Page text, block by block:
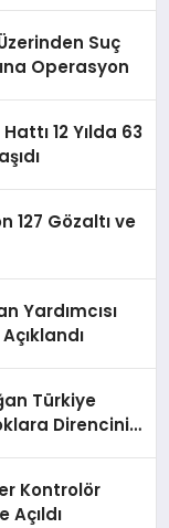
Suç
Operasyon
12 Yılda 63
127 Gözaltı ve
Yardımcısı
Türkiye
Direncini
Kontrolör
Açıldı